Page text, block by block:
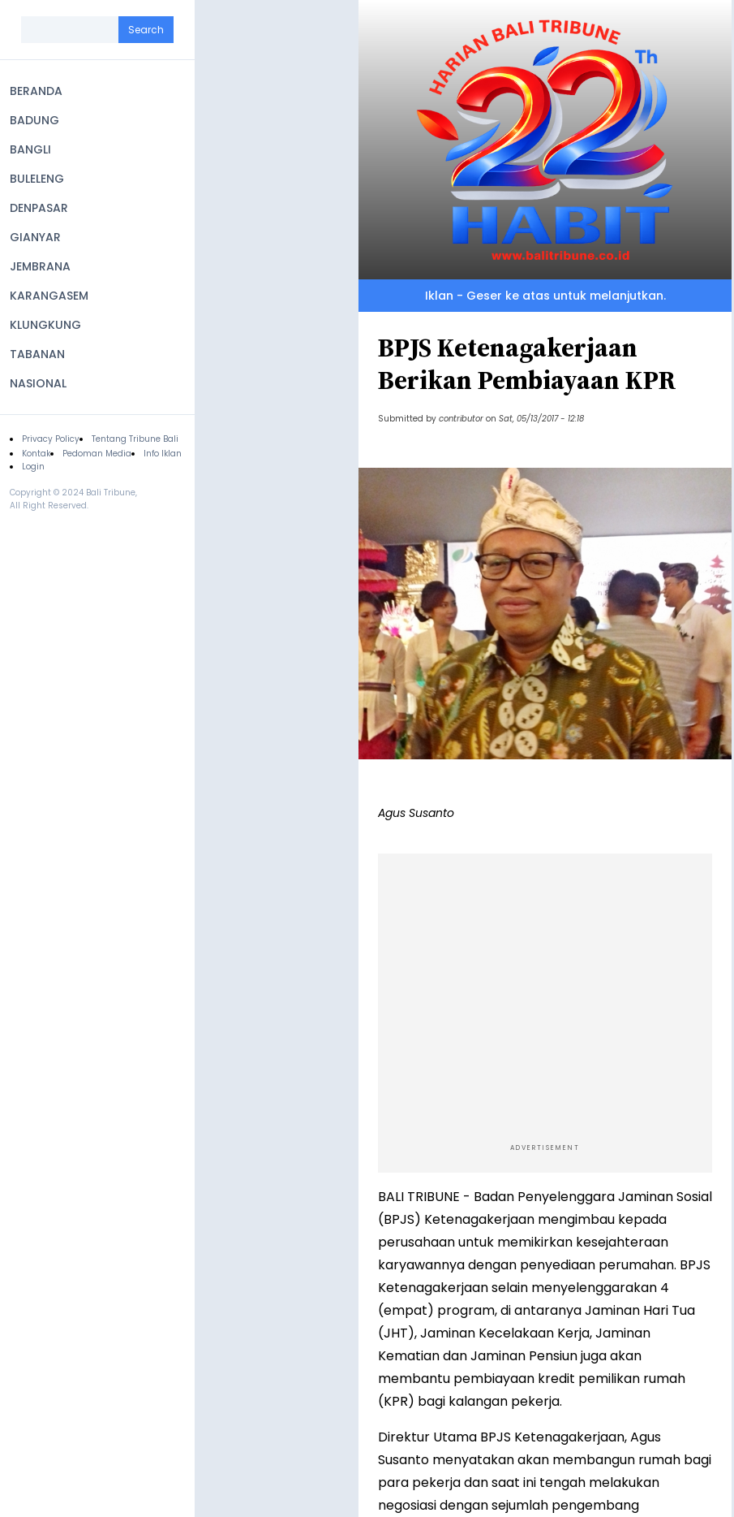
navigation
BERANDA
BADUNG
BANGLI
BULELENG
DENPASAR
GIANYAR
JEMBRANA
KARANGASEM
KLUNGKUNG
TABANAN
NASIONAL
Footer
Privacy Policy
Tentang Tribune Bali
Kontak
Pedoman Media
Info Iklan
Login
Copyright © 2024 Bali Tribune,
All Right Reserved.
Iklan - Geser ke atas untuk melanjutkan.
BPJS Ketenagakerjaan
Berikan Pembiayaan KPR
Submitted by contributor on Sat, 05/13/2017 - 12:18
Agus Susanto
ADVERTISEMENT
BALI TRIBUNE - Badan Penyelenggara Jaminan Sosial
(BPJS) Ketenagakerjaan mengimbau kepada
perusahaan untuk memikirkan kesejahteraan
karyawannya dengan penyediaan perumahan. BPJS
Ketenagakerjaan selain menyelenggarakan 4
(empat) program, di antaranya Jaminan Hari Tua
(JHT), Jaminan Kecelakaan Kerja, Jaminan
Kematian dan Jaminan Pensiun juga akan
membantu pembiayaan kredit pemilikan rumah
(KPR) bagi kalangan pekerja.
Direktur Utama BPJS Ketenagakerjaan, Agus
Susanto menyatakan akan membangun rumah bagi
para pekerja dan saat ini tengah melakukan
negosiasi dengan sejumlah pengembang